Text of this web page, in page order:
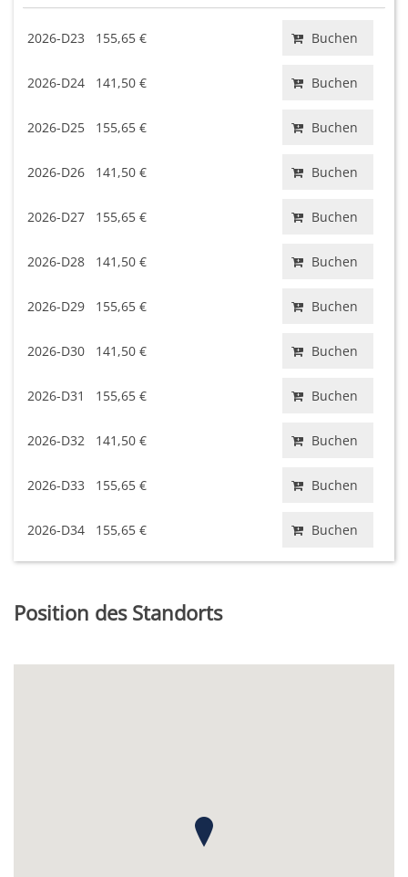
2026-D23 155,65 € Buchen
2026-D24 141,50 € Buchen
2026-D25 155,65 € Buchen
2026-D26 141,50 € Buchen
2026-D27 155,65 € Buchen
2026-D28 141,50 € Buchen
2026-D29 155,65 € Buchen
2026-D30 141,50 € Buchen
2026-D31 155,65 € Buchen
2026-D32 141,50 € Buchen
2026-D33 155,65 € Buchen
2026-D34 155,65 € Buchen
Position des Standorts